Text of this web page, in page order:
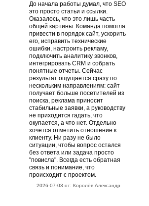
До начала работы думал, что SEO
это просто статьи и ссылки.
Оказалось, что это лишь часть
общей картины. Команда помогла
привести в порядок сайт, ускорить
его, исправить технические
ошибки, настроить рекламу,
подключить аналитику звонков,
интегрировать CRM и собрать
понятные отчеты. Сейчас
результат ощущается сразу по
нескольким направлениям: сайт
получает больше посетителей из
поиска, реклама приносит
стабильные заявки, а руководству
не приходится гадать, что
окупается, а что нет. Отдельно
хочется отметить отношение к
клиенту. Ни разу не было
ситуации, чтобы вопрос остался
без ответа или задача просто
"повисла". Всегда есть обратная
связь и понимание, что
происходит с проектом.
2026-07-03 от: Королёв Александр